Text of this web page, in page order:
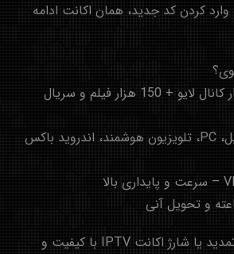
وارد کردن کد جدید، همان اکانت ادامه
بیش از 100 هزار کانال لایو + 150 هزار فیلم و سریال
سازگاری با موبایل، PC، تلویزیون هوشمند، اندروید باکس
یا شارژ اکانت IPTV
با کیفیت و